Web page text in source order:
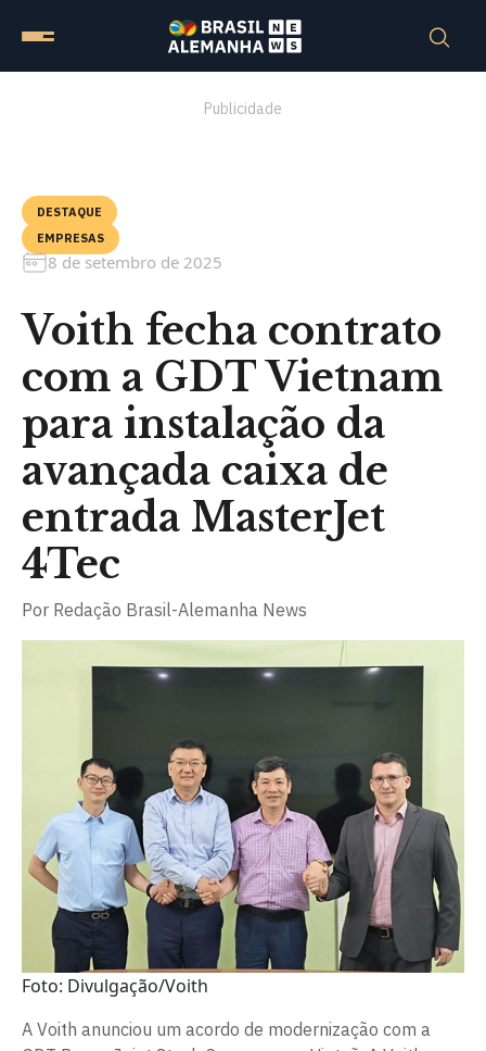
Publicidade
DESTAQUE
EMPRESAS
8 de setembro de 2025
Voith fecha contrato
com a GDT Vietnam
para instalação da
avançada caixa de
entrada MasterJet
4Tec
Por Redação Brasil-Alemanha News
Foto: Divulgação/Voith
A Voith anunciou um acordo de modernização com a